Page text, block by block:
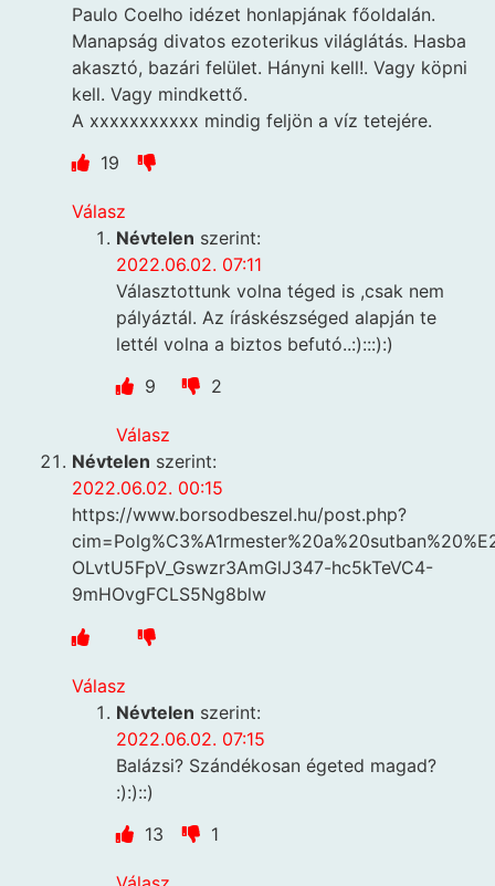
Paulo Coelho idézet honlapjának főoldalán.
Manapság divatos ezoterikus világlátás. Hasba
akasztó, bazári felület. Hányni kell!. Vagy köpni
kell. Vagy mindkettő.
A xxxxxxxxxxx mindig feljön a víz tetejére.
19
Válasz
Névtelen szerint:
2022.06.02. 07:11
Választottunk volna téged is ,csak nem
pályáztál. Az íráskészséged alapján te
lettél volna a biztos befutó..:):::):)
9
2
Válasz
Névtelen szerint:
2022.06.02. 00:15
https://www.borsodbeszel.hu/post.php?
OLvtU5FpV_Gswzr3AmGlJ347-hc5kTeVC4-
9mHOvgFCLS5Ng8blw
Válasz
Névtelen szerint:
2022.06.02. 07:15
Balázsi? Szándékosan égeted magad?
:):)::)
13
1